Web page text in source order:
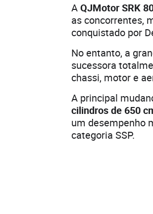
AQJMotor SRK
as concorrentes,
conquistado por
No entanto, a
sucessora
chassi, motor e
A principal
cilindros de 650
um desempenho
categoria SSP.